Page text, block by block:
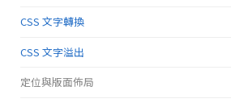
CSS 文字轉換
CSS 文字溢出
定位與版面佈局